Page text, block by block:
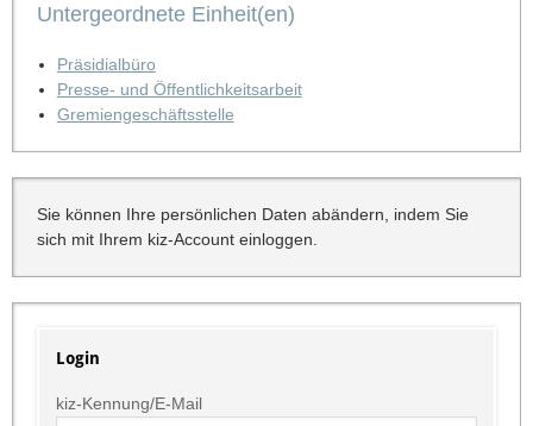
Untergeordnete Einheit(en)
Präsidialbüro
Presse- und Öffentlichkeitsarbeit
Gremiengeschäftsstelle
Sie können Ihre persönlichen Daten abändern, indem Sie
sich mit Ihrem kiz-Account einloggen.
Login
kiz-Kennung/E-Mail